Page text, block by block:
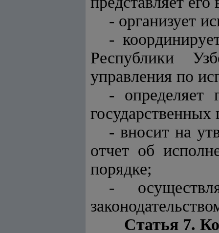
- организует
-
Республики
управления по
- определяет
- вносит на
отчет об
порядке;
-
Статья 7.